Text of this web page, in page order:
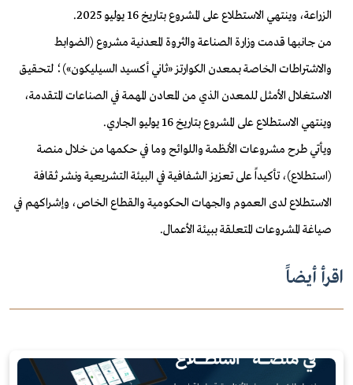
الزراعة، وينتهي الاستطلاع على المشروع بتاريخ 16 يوليو 2025.
من جانبها قدمت وزارة الصناعة والثروة المعدنية مشروع (الضوابط
والاشتراطات الخاصة بـمعدن الكوارتز «ثاني أكسيد السيليكون»)؛ لتحقيق
الاستغلال الأمثل للمعدن الذي من المعادن المهمة في الصناعات المتقدمة،
وينتهي الاستطلاع على المشروع بتاريخ 16 يوليو الجاري.
ويأتي طرح مشروعات الأنظمة واللوائح وما في حكمها من خلال منصة
(استطلاع)، تأكيداً على تعزيز الشفافية في البيئة التشريعية ونشر ثقافة
الاستطلاع لدى العموم والجهات الحكومية والقطاع الخاص، وإشراكهم في
صياغة المشروعات المتعلقة ببيئة الأعمال.
اقرأ أيضاً